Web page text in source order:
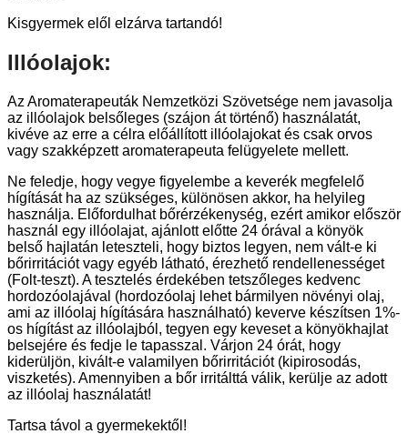
Kisgyermek elől elzárva tartandó!
Illóolajok:
Az Aromaterapeuták Nemzetközi Szövetsége nem javasolja
az illóolajok belsőleges (szájon át történő) használatát,
kivéve az erre a célra előállított illóolajokat és csak orvos
vagy szakképzett aromaterapeuta felügyelete mellett.
Ne feledje, hogy vegye figyelembe a keverék megfelelő
hígítását ha az szükséges, különösen akkor, ha helyileg
használja. Előfordulhat bőrérzékenység, ezért amikor először
használ egy illóolajat, ajánlott előtte 24 órával a könyök
belső hajlatán leteszteli, hogy biztos legyen, nem vált-e ki
bőrirritációt vagy egyéb látható, érezhető rendellenességet
(Folt-teszt). A tesztelés érdekében tetszőleges kedvenc
hordozóolajával (hordozóolaj lehet bármilyen növényi olaj,
ami az illóolaj hígítására használható) keverve készítsen 1%-
os hígítást az illóolajból, tegyen egy keveset a könyökhajlat
belsejére és fedje le tapasszal. Várjon 24 órát, hogy
kiderüljön, kivált-e valamilyen bőrirritációt (kipirosodás,
viszketés). Amennyiben a bőr irritálttá válik, kerülje az adott
az illóolaj használatát!
Tartsa távol a gyermekektől!